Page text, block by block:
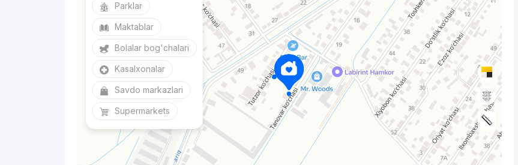
Parklar
Maktablar
Bolalar bog'chalari
Kasalxonalar
Savdo markazlari
Supermarkets